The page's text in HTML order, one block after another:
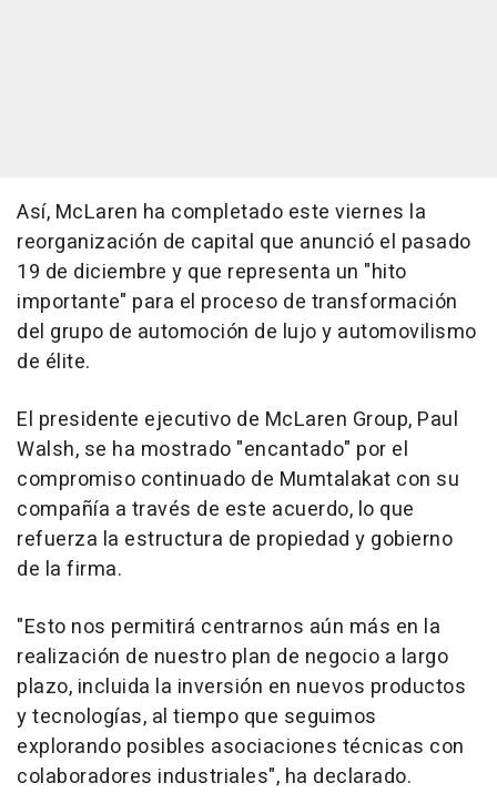
Así, McLaren ha completado este viernes la
reorganización de capital que anunció el pasado
19 de diciembre y que representa un "hito
importante" para el proceso de transformación
del grupo de automoción de lujo y automovilismo
de élite.
El presidente ejecutivo de McLaren Group, Paul
Walsh, se ha mostrado "encantado" por el
compromiso continuado de Mumtalakat con su
compañía a través de este acuerdo, lo que
refuerza la estructura de propiedad y gobierno
de la firma.
"Esto nos permitirá centrarnos aún más en la
realización de nuestro plan de negocio a largo
plazo, incluida la inversión en nuevos productos
y tecnologías, al tiempo que seguimos
explorando posibles asociaciones técnicas con
colaboradores industriales", ha declarado.